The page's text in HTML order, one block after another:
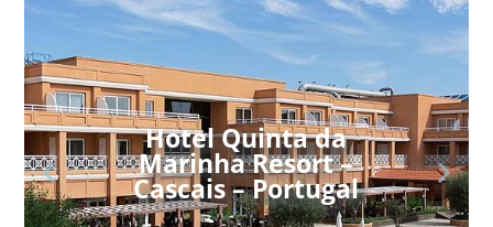
Hotel Quinta da
Marinha Resort –
Cascais – Portugal